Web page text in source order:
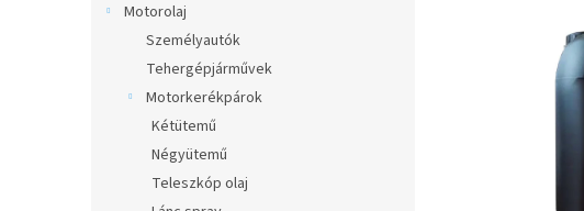
Motorolaj
Személyautók
Tehergépjárművek
Motorkerékpárok
Kétütemű
Négyütemű
Teleszkóp olaj